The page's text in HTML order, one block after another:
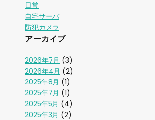
日常
自宅サーバ
防犯カメラ
アーカイブ
2026年7月 (3)
2026年4月 (2)
2025年8月 (1)
2025年7月 (1)
2025年5月 (4)
2025年3月 (2)